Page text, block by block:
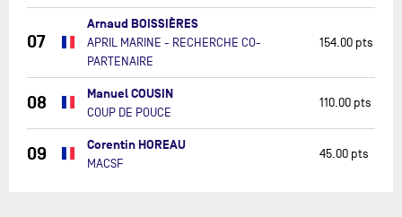
07
Arnaud BOISSIÈRES
APRIL MARINE - RECHERCHE CO-
PARTENAIRE
154.00 pts
08 Manuel COUSIN
COUP DE POUCE
110.00 pts
09 Corentin HOREAU
MACSF
45.00 pts